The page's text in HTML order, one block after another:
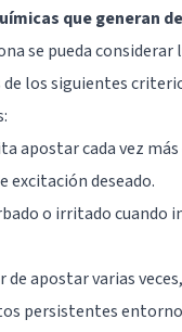
que generan
se pueda
los siguientes
apostar cada vez
excitación deseado.
o irritado cuando
de apostar varias
persistentes